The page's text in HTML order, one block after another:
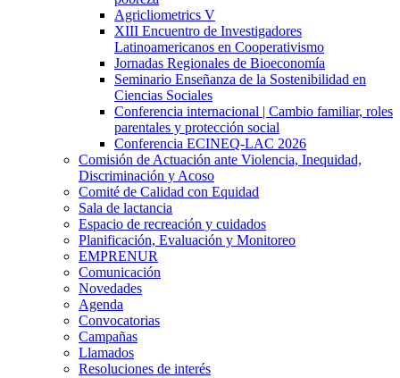
Agricliometrics V
XIII Encuentro de Investigadores
Latinoamericanos en Cooperativismo
Jornadas Regionales de Bioeconomía
Seminario Enseñanza de la Sostenibilidad en
Ciencias Sociales
Conferencia internacional | Cambio familiar, roles
parentales y protección social
Conferencia ECINEQ-LAC 2026
Comisión de Actuación ante Violencia, Inequidad,
Discriminación y Acoso
Comité de Calidad con Equidad
Sala de lactancia
Espacio de recreación y cuidados
Planificación, Evaluación y Monitoreo
EMPRENUR
Comunicación
Novedades
Agenda
Convocatorias
Campañas
Llamados
Resoluciones de interés